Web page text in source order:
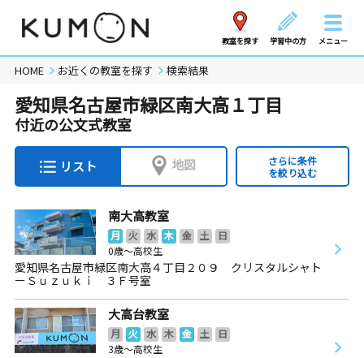
教室を探す 学習中の方 メニュー
HOME お近くの教室を探す 検索結果
愛知県名古屋市緑区南大高１丁目
付近の公文式教室
リスト 地図
さらに条件
を絞り込む
南大高教室
月 火 水 木 金 土
日
0歳～高校生
愛知県名古屋市緑区南大高４丁目２０９ クリスタルシャト
ーＳｕｚｕｋｉ ３Ｆ号室
大高台教室
月 火 水 木 金 土
日
3歳～高校生